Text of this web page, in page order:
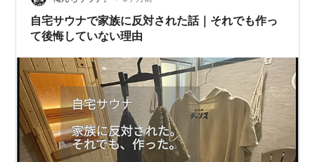
使うイ…
自宅サウナで家族に反対された話｜それでも作っ
て後悔していない理由